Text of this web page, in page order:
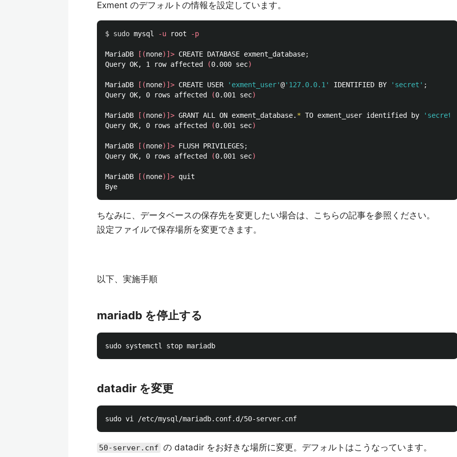
Exment のデフォルトの情報を設定しています。
$ sudo mysql -u root -p
MariaDB [(none)]> CREATE DATABASE exment_database;
Query OK, 1 row affected
(0.000 sec)
MariaDB [(none)]> CREATE USER 'exment_user'@'127.0.0.1' IDENTIFIED BY 'secret' ;
Query OK, 0 rows affected
(0.001 sec)
MariaDB [(none)]> GRANT ALL ON exment_database. * TO exment_user identified by 'secret'
Query OK, 0 rows affected
(0.001 sec)
MariaDB [(none)]> FLUSH PRIVILEGES;
Query OK, 0 rows affected
(0.001 sec)
MariaDB [(none)]> quit
ちなみに、データベースの保存先を変更したい場合は、こちらの記事を参照ください。
設定ファイルで保存場所を変更できます。
以下、実施手順
mariadb を停止する
datadir を変更
50-server.cnf の datadir をお好きな場所に変更。デフォルトはこうなっています。